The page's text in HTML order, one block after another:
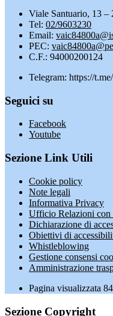
Viale Santuario, 13 –
Tel: 02/9603230
Email:
PEC:
C.F.: 94000200124
Telegram: https://
Seguici su
Facebook
Youtube
Sezione Link Utili
Cookie policy
Note legali
Informativa Privacy
Ufficio Relazioni con
Dichiarazione di
Obiettivi di
Whistleblowing
Gestione consensi
Amministrazione
Pagina visualizzata
Sezione Copyright